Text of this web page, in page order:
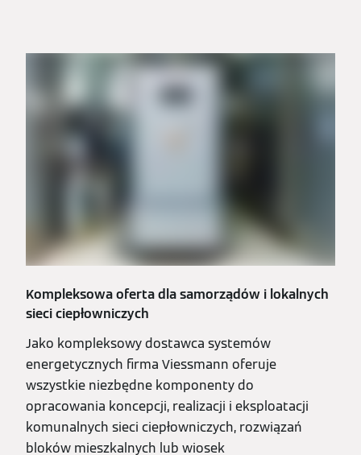
Kompleksowa oferta dla samorządów i lokalnych
sieci ciepłowniczych
Jako kompleksowy dostawca systemów
energetycznych firma Viessmann oferuje
wszystkie niezbędne komponenty do
opracowania koncepcji, realizacji i eksploatacji
komunalnych sieci ciepłowniczych, rozwiązań
bloków mieszkalnych lub wiosek